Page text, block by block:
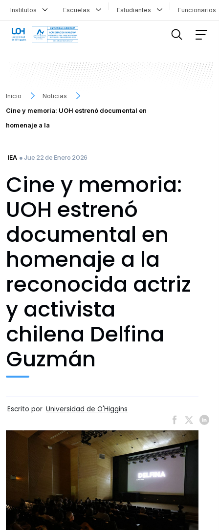
Institutos Escuelas Estudiantes
Inicio
Noticias
Cine y memoria: UOH estrenó documental en
homenaje a la
IEA ● Jue 22 de Enero 2026
Cine y memoria:
UOH estrenó
documental en
homenaje a la
reconocida actriz
y activista
chilena Delfina
Guzmán
Escrito por Universidad de O'Higgins